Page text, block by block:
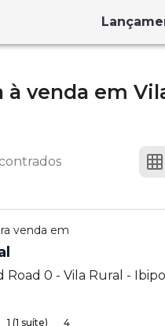
à venda em
venda em
Road 0 - Vila Rural -
1 (1 suíte) 4